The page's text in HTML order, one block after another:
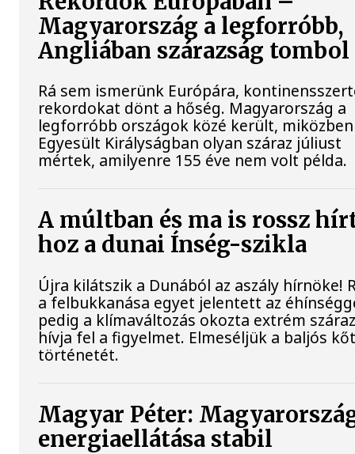
Magyarország a legforróbb,
Angliában szárazság tombol
Rá sem ismerünk Európára,
rekordokat dönt a hőség. Magyarország a
legforróbb országok közé került,
Egyesült Királyságban olyan száraz júliust
mértek, amilyenre 155 éve nem volt példa.
A múltban és ma is rossz
hoz a dunai Ínség-szikla
Újra kilátszik a Dunából az aszály hírnöke!
a felbukkanása egyet jelentett az
pedig a klímaváltozás okozta extrém
hívja fel a figyelmet. Elmeséljük a baljós
történetét.
Magyar Péter:
energiaellátása stabil